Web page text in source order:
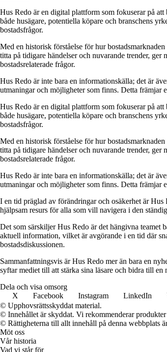
Hus Redo är en digital plattform som fokuserar på
både husägare, potentiella köpare och branschens
bostadsfrågor.
Med en historisk förståelse för hur
titta på tidigare händelser och nuvarande trender,
bostadsrelaterade frågor.
Hus Redo är inte bara en informationskälla; det är
utmaningar och möjligheter som finns. Detta främjar
Hus Redo är en digital plattform som fokuserar på
både husägare, potentiella köpare och branschens
bostadsfrågor.
Med en historisk förståelse för hur
titta på tidigare händelser och nuvarande trender,
bostadsrelaterade frågor.
Hus Redo är inte bara en informationskälla; det är
utmaningar och möjligheter som finns. Detta främjar
I en tid präglad av förändringar och osäkerhet är
hjälpsam resurs för alla som vill navigera i den
Det som särskiljer Hus Redo är det hängivna teamet
aktuell information, vilket är avgörande i en tid där
bostadsdiskussionen.
Sammanfattningsvis är Hus Redo mer än bara en
syftar mediet till att stärka sina läsare och bidra till
Dela och visa omsorg
X
Facebook Instagram LinkedIn
© Upphovsrättsskyddat material.
© Innehållet är skyddat. Vi rekommenderar
© Rättigheterna till allt innehåll på denna webbplats
Möt oss
Vår historia
Vad vi står för